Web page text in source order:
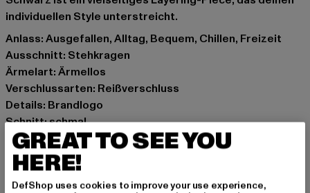
individuellen Style unterstreicht.
Anlass: Ausgefallen, Alltag, Bequem, Chillen, Freizeit
Ausschnitt: Stehkragen
Ärmelart: Ärmellos
Verschlussarten: Reißverschluss
Details: Brandlogo
Schnitt: schmal
Marke: Karl Kani
Kat.: Outerwear - Vests
Farbe: schwarz
Hersteller Farbe: black
GREAT TO SEE YOU
HERE!
DefShop uses cookies to improve your use experience,